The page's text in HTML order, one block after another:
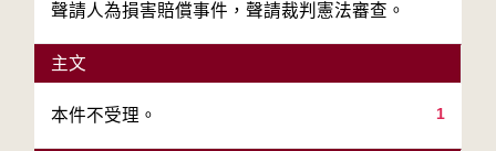
聲請人為損害賠償事件，聲請裁判憲法審查。
主文
1
本件不受理。